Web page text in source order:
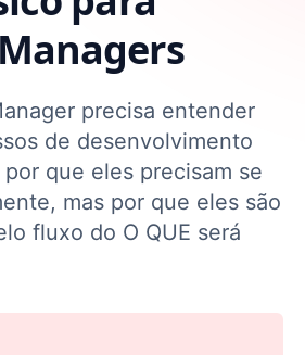
precisa entender
de desenvolvimento
que eles precisam se
mas por que eles são
fluxo do O QUE será